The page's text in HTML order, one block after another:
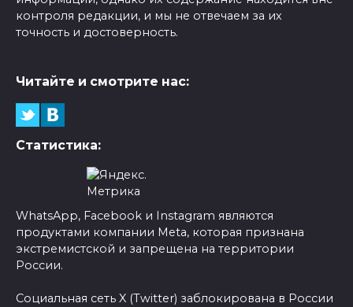
контроля редакции, и мы не отвечаем за их
точность и достоверность.
Читайте и смотрите нас:
Статистика:
WhatsApp, Facebook и Instagram являются
продуктами компании Meta, которая признана
экстремистской и запрещена на территории
России.
Социальная сеть X (Twitter) заблокирована в России